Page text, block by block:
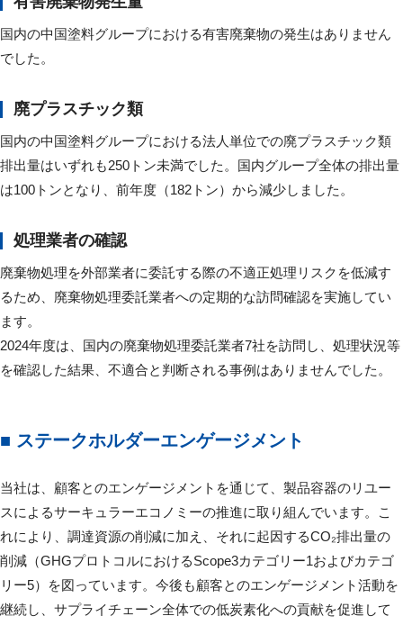
国内の中国塗料グループにおける有害廃棄物の発生はありません
でした。
廃プラスチック類
国内の中国塗料グループにおける法人単位での廃プラスチック類
排出量はいずれも250トン未満でした。国内グループ全体の排出量
は100トンとなり、前年度（182トン）から減少しました。
処理業者の確認
廃棄物処理を外部業者に委託する際の不適正処理リスクを低減す
るため、廃棄物処理委託業者への定期的な訪問確認を実施してい
ます。
2024年度は、国内の廃棄物処理委託業者7社を訪問し、処理状況等
を確認した結果、不適合と判断される事例はありませんでした。
■ ステークホルダーエンゲージメント
当社は、顧客とのエンゲージメントを通じて、製品容器のリユー
スによるサーキュラーエコノミーの推進に取り組んでいます。こ
れにより、調達資源の削減に加え、それに起因するCO₂排出量の
削減（GHGプロトコルにおけるScope3カテゴリー1およびカテゴ
リー5）を図っています。今後も顧客とのエンゲージメント活動を
継続し、サプライチェーン全体での低炭素化への貢献を促進して